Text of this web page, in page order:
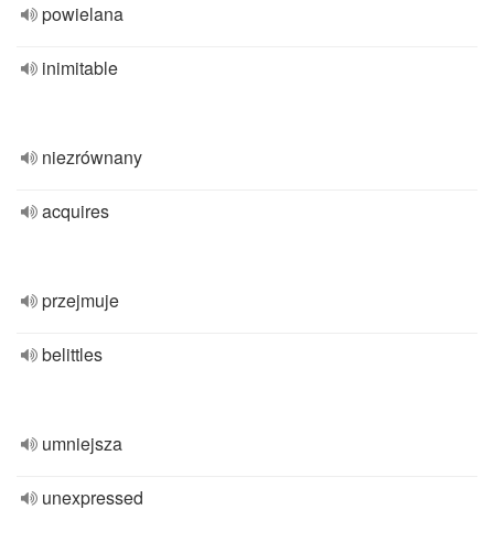
powielana
inimitable
niezrównany
acquires
przejmuje
belittles
umniejsza
unexpressed